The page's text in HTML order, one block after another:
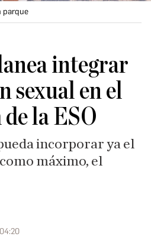
parque
integrar
sexual en el
la ESO
incorporar ya el
máximo, el